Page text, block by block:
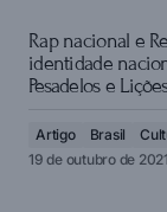
Rap nacional e
identidade
Pesadelos e
Artigo Brasil
19 de outubro de